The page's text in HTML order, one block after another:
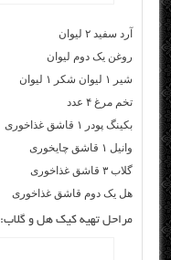
آرد سفید ۲ لیوان
روغن یک دوم لیوان
شیر ۱ لیوان شکر ۱ لیوان
تخم مرغ ۴ عدد
بکینگ پودر ۱ قاشق غذاخوری
وانیل ۱ قاشق چایخوری
گلاب ۳ قاشق غذاخوری
هل یک دوم قاشق غذاخوری
مراحل تهیه کیک هل و گلاب: